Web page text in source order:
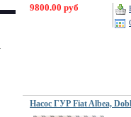
9800.00 руб
Насос ГУР Fiat Albea,